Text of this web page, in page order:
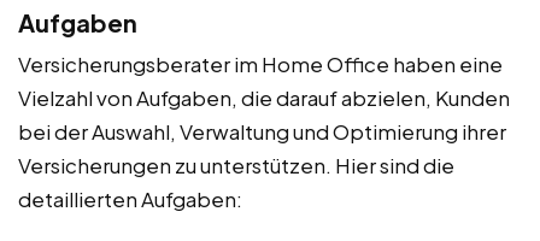
Aufgaben
Versicherungsberater im Home Office haben eine
Vielzahl von Aufgaben, die darauf abzielen, Kunden
bei der Auswahl, Verwaltung und Optimierung ihrer
Versicherungen zu unterstützen. Hier sind die
detaillierten Aufgaben: